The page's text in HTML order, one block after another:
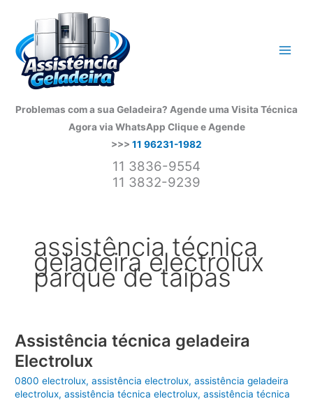
conteúdo
Problemas com a sua Geladeira? Agende uma Visita Técnica
Agora via WhatsApp Clique e Agende
>>> 11 96231-1982
11 3836-9554
11 3832-9239
assistência técnica
geladeira electrolux
parque de taipas
Assistência técnica geladeira
Electrolux
0800 electrolux,assistência electrolux,assistência geladeira
electrolux,assistência técnica electrolux,assistência técnica